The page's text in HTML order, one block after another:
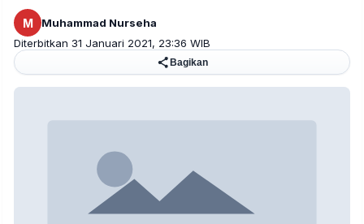
M
Muhammad Nurseha
Diterbitkan 31 Januari 2021, 23:36 WIB
Bagikan